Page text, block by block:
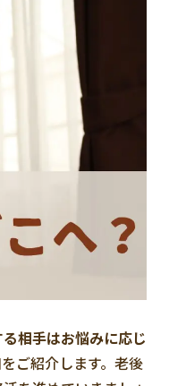
相手はお悩みに応じ
ご紹介します。老後